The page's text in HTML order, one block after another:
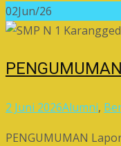
02Jun/26
2 Juni 2026Alumni,
PENGUMUMAN